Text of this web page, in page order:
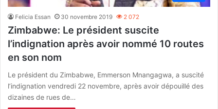
Felicia Essan 30 novembre 2019 2 072
Zimbabwe: Le président suscite
l’indignation après avoir nommé 10 routes
en son nom
Le président du Zimbabwe, Emmerson Mnangagwa, a suscité
l’indignation vendredi 22 novembre, après avoir dépouillé des
dizaines de rues de…